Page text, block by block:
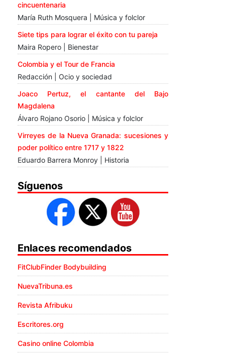
cincuentenaria
María Ruth Mosquera | Música y folclor
Siete tips para lograr el éxito con tu pareja
Maira Ropero | Bienestar
Colombia y el Tour de Francia
Redacción | Ocio y sociedad
Joaco Pertuz, el cantante del Bajo
Magdalena
Álvaro Rojano Osorio | Música y folclor
Virreyes de la Nueva Granada: sucesiones y
poder político entre 1717 y 1822
Eduardo Barrera Monroy | Historia
Síguenos
Enlaces recomendados
FitClubFinder Bodybuilding
NuevaTribuna.es
Revista Afribuku
Escritores.org
Casino online Colombia